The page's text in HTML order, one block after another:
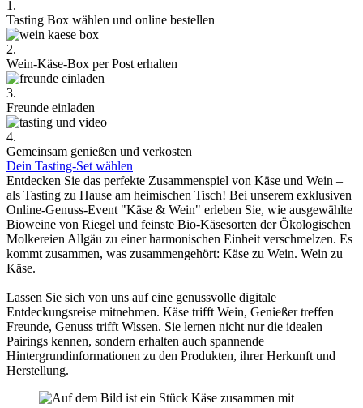
1.
Tasting Box wählen und online bestellen
2.
Wein-Käse-Box per Post erhalten
3.
Freunde einladen
4.
Gemeinsam genießen und verkosten
Dein Tasting-Set wählen
Entdecken Sie das perfekte Zusammenspiel von Käse und Wein –
als Tasting zu Hause am heimischen Tisch! Bei unserem exklusiven
Online-Genuss-Event "Käse & Wein" erleben Sie, wie ausgewählte
Bioweine von Riegel und feinste Bio-Käsesorten der Ökologischen
Molkereien Allgäu zu einer harmonischen Einheit verschmelzen. Es
kommt zusammen, was zusammengehört: Käse zu Wein. Wein zu
Käse.
Lassen Sie sich von uns auf eine genussvolle digitale
Entdeckungsreise mitnehmen. Käse trifft Wein, Genießer treffen
Freunde, Genuss trifft Wissen. Sie lernen nicht nur die idealen
Pairings kennen, sondern erhalten auch spannende
Hintergrundinformationen zu den Produkten, ihrer Herkunft und
Herstellung.